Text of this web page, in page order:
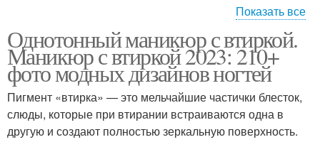
Маникюр с жемчужной
втиркой
Втирка на длинных
ногтях
Показать все
Однотонный маникюр с втиркой.
Маникюр с втиркой 2023: 210+
фото модных дизайнов ногтей
Пигмент «втирка» — это мельчайшие частички блесток,
слюды, которые при втирании встраиваются одна в
другую и создают полностью зеркальную поверхность.